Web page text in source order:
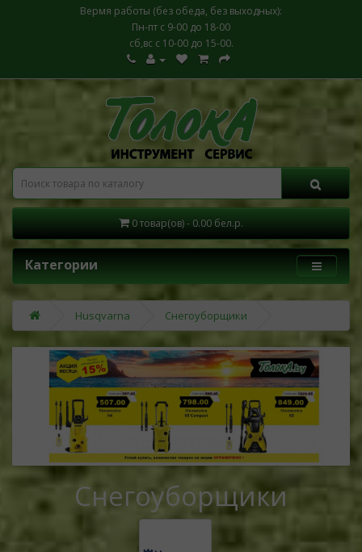
Вермя работы (без обеда, без выходных):
Пн-пт с 9-00 до 18-00
сб,вс с 10-00 до 15-00.
0 товар(ов) - 0.00 бел.р.
Категории
Husqvarna Снегоуборщики
Снегоуборщики